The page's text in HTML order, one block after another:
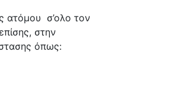
ατόμου σ’ολο τον
στην
όπως: